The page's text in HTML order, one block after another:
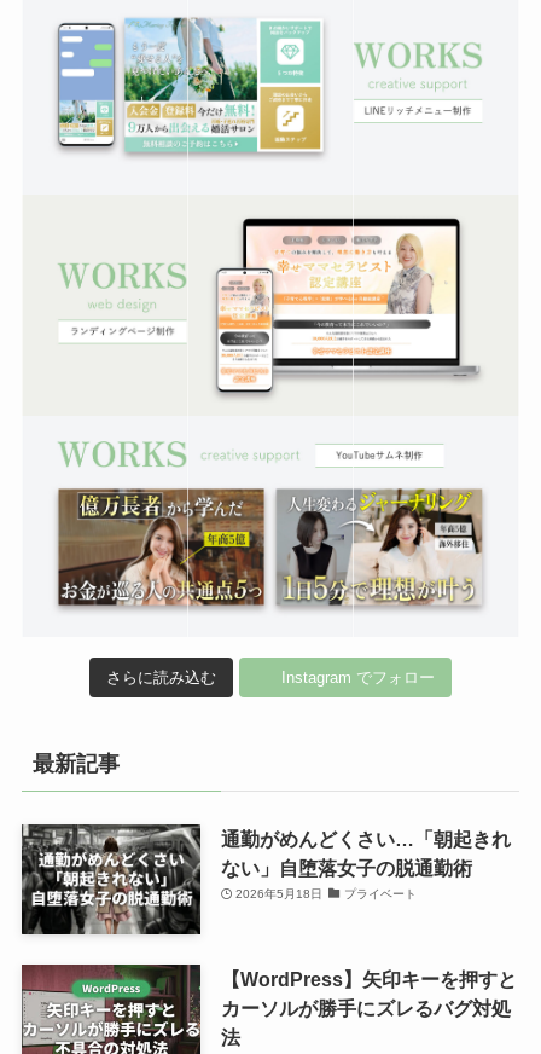
さらに読み込む Instagram でフォロー
最新記事
通勤がめんどくさい…「朝起きれ
ない」自堕落女子の脱通勤術
2026年5月18日 プライベート
【WordPress】矢印キーを押すと
カーソルが勝手にズレるバグ対処
法